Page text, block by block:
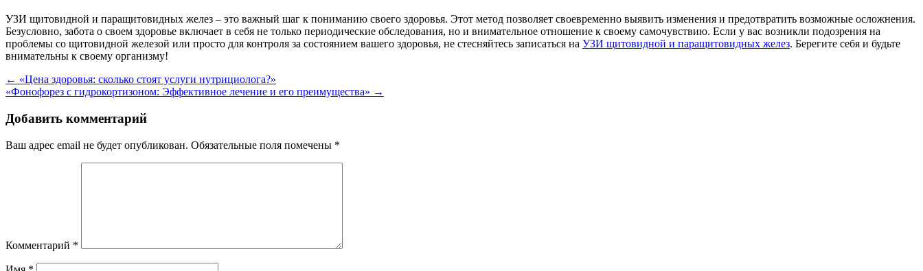
УЗИ щитовидной и паращитовидных желез – это важный шаг к пониманию своего здоровья. Этот метод позволяет своевременно выявить изменения и предотвратить возможные осложнения.
Безусловно, забота о своем здоровье включает в себя не только периодические обследования, но и внимательное отношение к своему самочувствию. Если у вас возникли подозрения на
проблемы со щитовидной железой или просто для контроля за состоянием вашего здоровья, не стесняйтесь записаться на УЗИ щитовидной и паращитовидных желез. Берегите себя и будьте
внимательны к своему организму!
Навигация
по
записям
← «Цена здоровья: сколько стоят услуги нутрициолога?»
«Фонофорез с гидрокортизоном: Эффективное лечение и его преимущества» →
Добавить комментарий
Ваш адрес email не будет опубликован. Обязательные поля помечены *
Комментарий *